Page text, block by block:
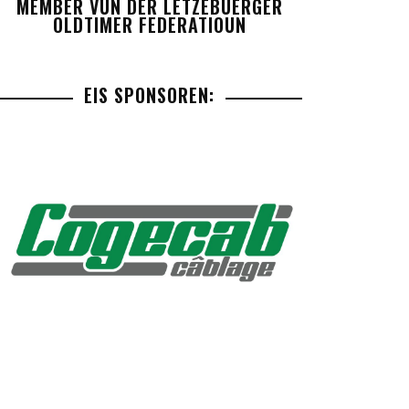
MEMBER VUN DER LETZEBUERGER
OLDTIMER FEDERATIOUN
EIS SPONSOREN: